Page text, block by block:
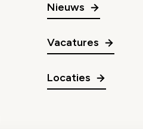
Nieuws
Vacatures
Locaties